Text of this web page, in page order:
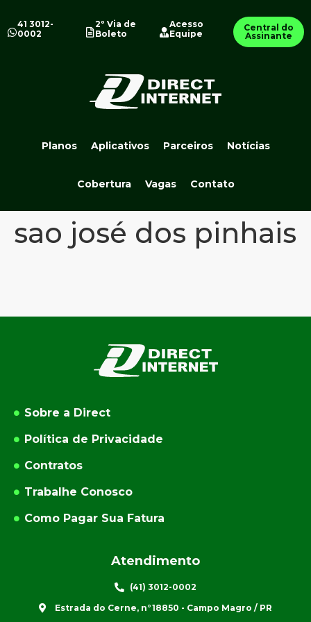
41 3012-
0002
2º Via de
Boleto
Acesso
Equipe
Central do
Assinante
Planos Aplicativos Parceiros Notícias
Cobertura Vagas Contato
sao josé dos pinhais
Sobre a Direct
Política de Privacidade
Contratos
Trabalhe Conosco
Como Pagar Sua Fatura
Atendimento
(41) 3012-0002
Estrada do Cerne, n°18850 - Campo Magro / PR